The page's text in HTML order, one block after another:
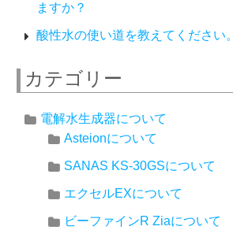
ますか？
酸性水の使い道を教えてください。
カテゴリー
電解水生成器について
Asteionについて
SANAS KS-30GSについて
エクセルEXについて
ビーファインR Ziaについて